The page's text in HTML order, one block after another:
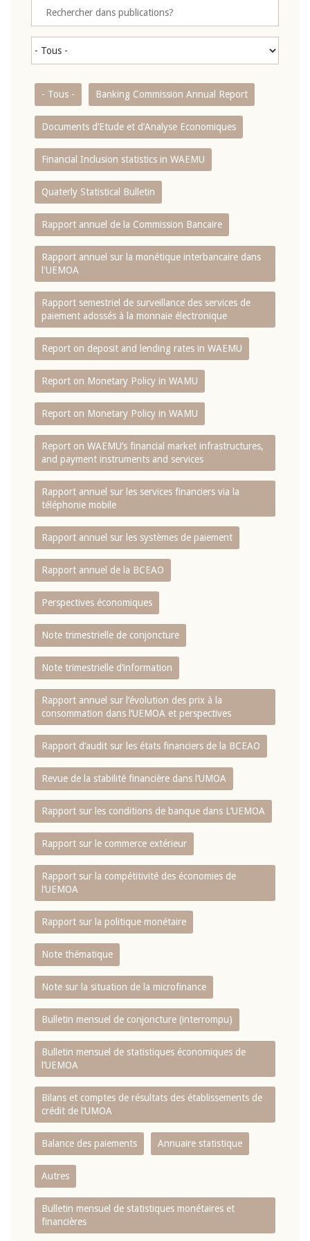
- Tous - Banking Commission Annual Report
Documents d’Etude et d’Analyse Economiques
Financial Inclusion statistics in WAEMU
Quaterly Statistical Bulletin
Rapport annuel de la Commission Bancaire
Rapport annuel sur la monétique interbancaire dans
l'UEMOA
Rapport semestriel de surveillance des services de
paiement adossés à la monnaie électronique
Report on deposit and lending rates in WAEMU
Report on Monetary Policy in WAMU
Report on Monetary Policy in WAMU
Report on WAEMU’s financial market infrastructures,
and payment instruments and services
Rapport annuel sur les services financiers via la
téléphonie mobile
Rapport annuel sur les systèmes de paiement
Rapport annuel de la BCEAO
Perspectives économiques
Note trimestrielle de conjoncture
Note trimestrielle d‘information
Rapport annuel sur l‘évolution des prix à la
consommation dans l‘UEMOA et perspectives
Rapport d‘audit sur les états financiers de la BCEAO
Revue de la stabilité financière dans l‘UMOA
Rapport sur les conditions de banque dans L‘UEMOA
Rapport sur le commerce extérieur
Rapport sur la compétitivité des économies de
l‘UEMOA
Rapport sur la politique monétaire
Note thématique
Note sur la situation de la microfinance
Bulletin mensuel de conjoncture (interrompu)
Bulletin mensuel de statistiques économiques de
l‘UEMOA
Bilans et comptes de résultats des établissements de
crédit de l‘UMOA
Balance des paiements Annuaire statistique
Autres
Bulletin mensuel de statistiques monétaires et
financières